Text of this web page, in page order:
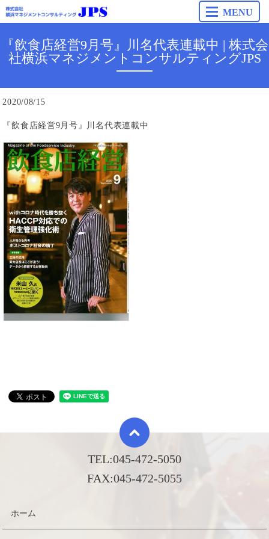
MENU
『飲食店経営9月号』川名代表連載中​ | 株式会
社横浜マネジメントコンサルティングJPS
2020/08/15
『飲食店経営9 月号 』 川名代表連載中
TEL:045-472-5050
FAX:045-472-5055
ホーム